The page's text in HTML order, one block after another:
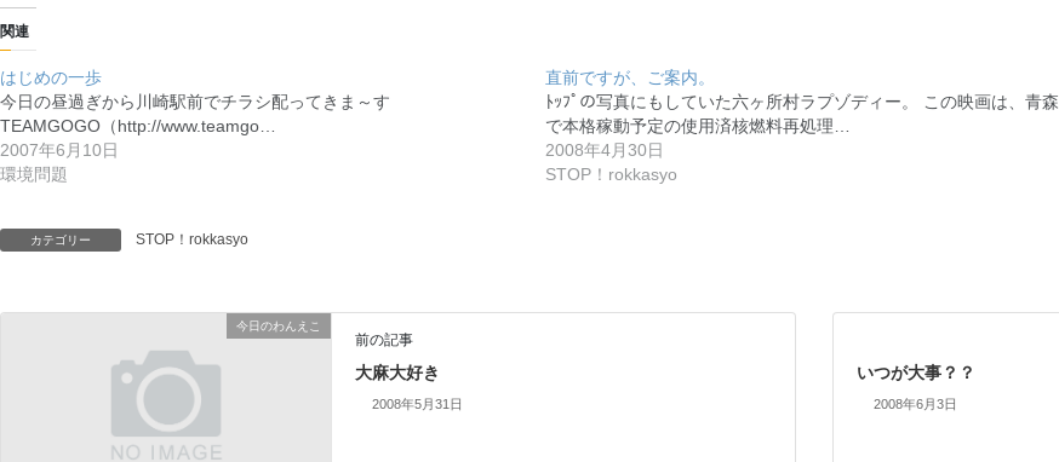
関連
はじめの一歩
今日の昼過ぎから川崎駅前でチラシ配ってきま～す
TEAMGOGO（http://www.teamgo…
2007年6月10日
環境問題
直前ですが、ご案内。
ﾄｯﾌﾟの写真にもしていた六ヶ所村ラプゾディー。 この映画は、青森
で本格稼動予定の使用済核燃料再処理…
2008年4月30日
STOP！rokkasyo
カテゴリー STOP！rokkasyo
今日のわんえこ
前の記事
大麻大好き
2008年5月31日
いつが大事？？
2008年6月3日